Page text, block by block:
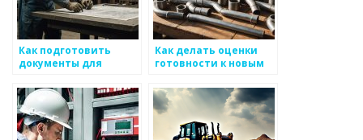
Как подготовить
документы для
на производство
металоизделий
Как делать оценки
готовности к новым
производстве
металоизделий